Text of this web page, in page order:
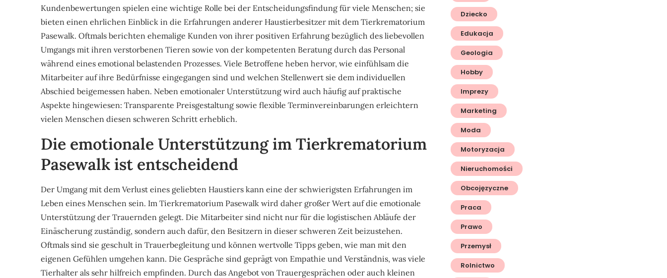
Kundenbewertungen spielen eine wichtige Rolle bei der Entscheidungsfindung für viele Menschen; sie
bieten einen ehrlichen Einblick in die Erfahrungen anderer Haustierbesitzer mit dem Tierkrematorium
Pasewalk. Oftmals berichten ehemalige Kunden von ihrer positiven Erfahrung bezüglich des liebevollen
Umgangs mit ihren verstorbenen Tieren sowie von der kompetenten Beratung durch das Personal
während eines emotional belastenden Prozesses. Viele Betroffene heben hervor, wie einfühlsam die
Mitarbeiter auf ihre Bedürfnisse eingegangen sind und welchen Stellenwert sie dem individuellen
Abschied beigemessen haben. Neben emotionaler Unterstützung wird auch häufig auf praktische
Aspekte hingewiesen: Transparente Preisgestaltung sowie flexible Terminvereinbarungen erleichtern
vielen Menschen diesen schweren Schritt erheblich.
Die emotionale Unterstützung im Tierkrematorium
Pasewalk ist entscheidend
Der Umgang mit dem Verlust eines geliebten Haustiers kann eine der schwierigsten Erfahrungen im
Leben eines Menschen sein. Im Tierkrematorium Pasewalk wird daher großer Wert auf die emotionale
Unterstützung der Trauernden gelegt. Die Mitarbeiter sind nicht nur für die logistischen Abläufe der
Einäscherung zuständig, sondern auch dafür, den Besitzern in dieser schweren Zeit beizustehen.
Oftmals sind sie geschult in Trauerbegleitung und können wertvolle Tipps geben, wie man mit den
eigenen Gefühlen umgehen kann. Die Gespräche sind geprägt von Empathie und Verständnis, was viele
Tierhalter als sehr hilfreich empfinden. Durch das Angebot von Trauergesprächen oder auch kleinen
Dziecko
Edukacja
Geologia
Hobby
Imprezy
Marketing
Moda
Motoryzacja
Nieruchomości
Obcojęzyczne
Praca
Prawo
Przemysł
Rolnictwo